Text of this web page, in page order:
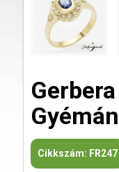
Cikkszám: FR247